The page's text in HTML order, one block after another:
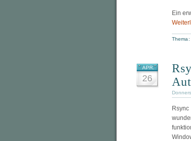
Ein
Thema:
APR.
26